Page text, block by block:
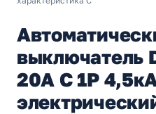
выключатель
20A C 1P